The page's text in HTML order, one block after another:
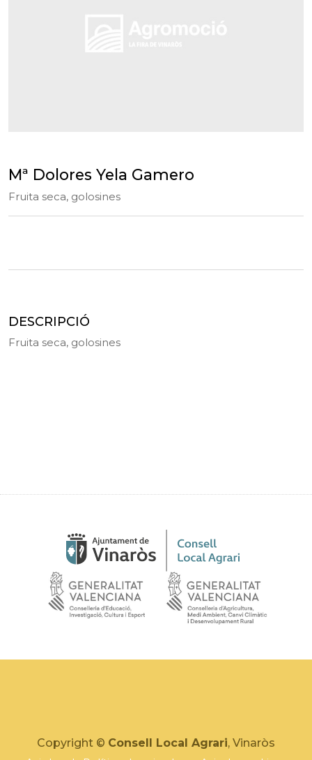
Mª Dolores Yela Gamero
Fruita seca, golosines
DESCRIPCIÓ
Fruita seca, golosines
Copyright © Consell Local Agrari, Vinaròs